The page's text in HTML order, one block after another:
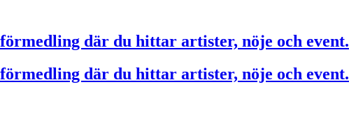
där du hittar artister, nöje och event.
där du hittar artister, nöje och event.